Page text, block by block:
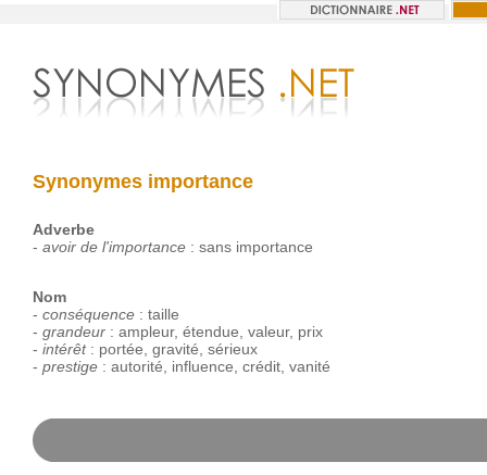
Synonymes importance
Adverbe
- avoir de l'importance: sans importance
Nom
- conséquence: taille
- grandeur: ampleur, étendue valeur, prix
- intérêt: portée gravité sérieux
- prestige: autorité influence crédit, vanité